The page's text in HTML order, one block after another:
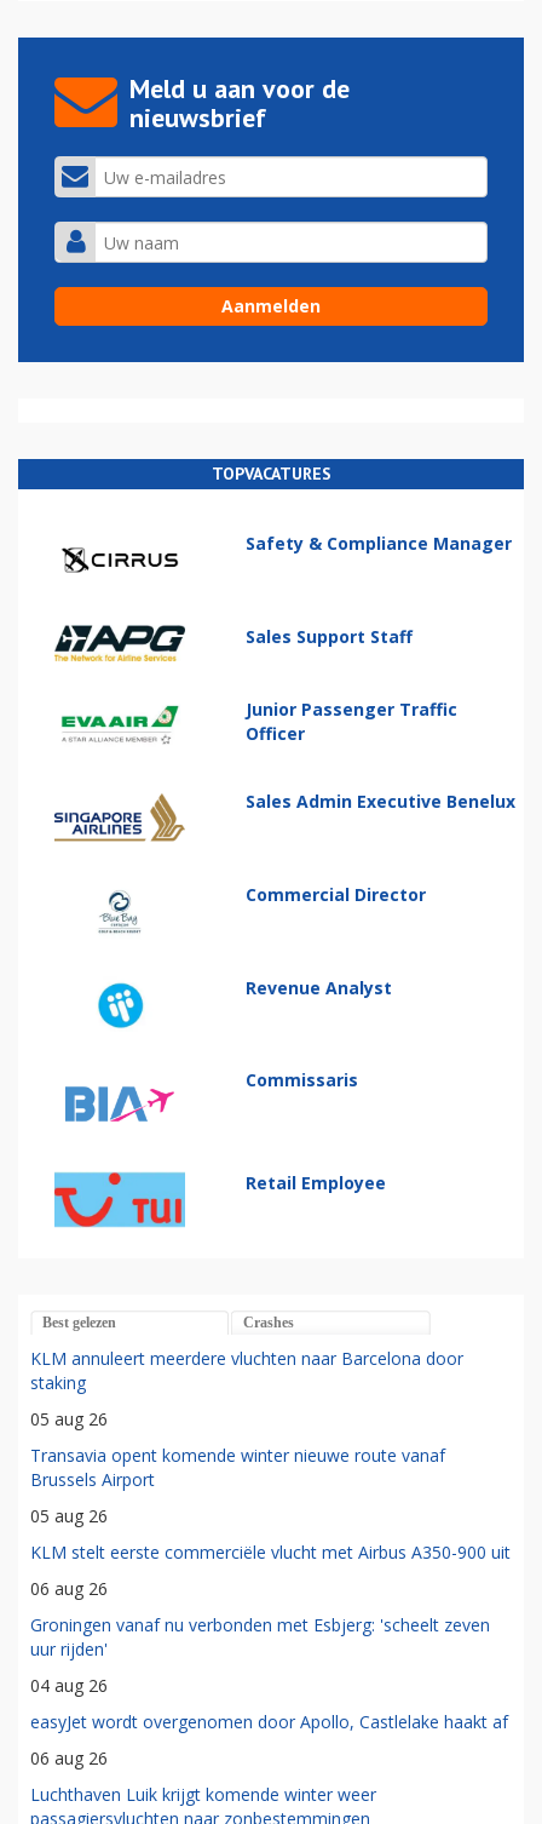
Meld u aan voor de
nieuwsbrief
TOPVACATURES
Safety & Compliance Manager
Sales Support Staff
Junior Passenger Traffic
Officer
Sales Admin Executive Benelux
Commercial Director
Revenue Analyst
Commissaris
Retail Employee
Best gelezen Crashes
KLM annuleert meerdere vluchten naar Barcelona door
staking
05 aug 26
Transavia opent komende winter nieuwe route vanaf
Brussels Airport
05 aug 26
KLM stelt eerste commerciële vlucht met Airbus A350-900 uit
06 aug 26
Groningen vanaf nu verbonden met Esbjerg: 'scheelt zeven
uur rijden'
04 aug 26
easyJet wordt overgenomen door Apollo, Castlelake haakt af
06 aug 26
Luchthaven Luik krijgt komende winter weer
passagiersvluchten naar zonbestemmingen